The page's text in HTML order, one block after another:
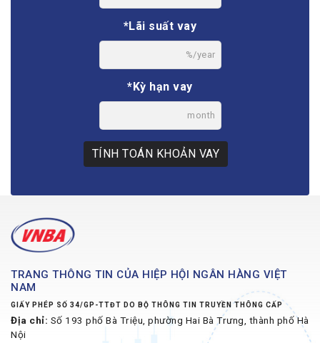
*Lãi suất vay
%/year
*Kỳ hạn vay
month
TÍNH TOÁN KHOẢN VAY
TRANG THÔNG TIN CỦA HIỆP HỘI NGÂN HÀNG VIỆT
NAM
GIẤY PHÉP SỐ 34/GP-TTĐT DO BỘ THÔNG TIN TRUYỀN THÔNG CẤP
Địa chỉ: Số 193 phố Bà Triệu, phường Hai Bà Trưng, thành phố Hà
Nội